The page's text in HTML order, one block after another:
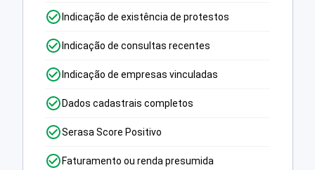
Indicação de existência de protestos
Indicação de consultas recentes
Indicação de empresas vinculadas
Dados cadastrais completos
Serasa Score Positivo
Faturamento ou renda presumida